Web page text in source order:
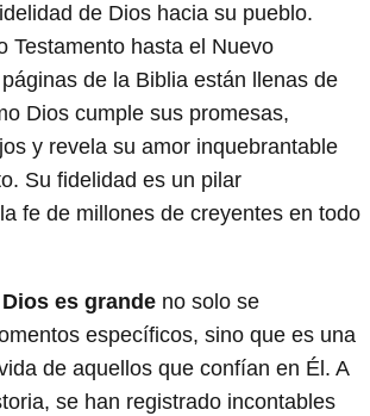
de Dios hacia su pueblo.
Testamento hasta el Nuevo
de la Biblia están llenas de
Dios cumple sus promesas,
y revela su amor inquebrantable
Su fidelidad es un pilar
fe de millones de creyentes en todo
es grande no solo se
específicos, sino que es una
de aquellos que confían en Él. A
se han registrado incontables